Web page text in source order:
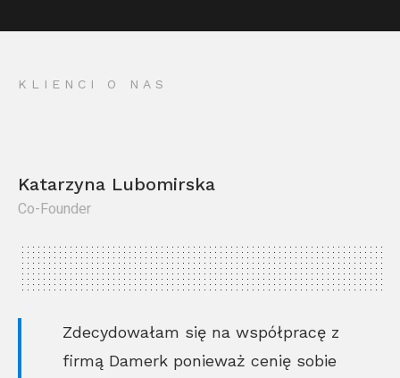
KLIENCI O NAS
Katarzyna Lubomirska
Co-Founder
Zdecydowałam się na współpracę z
firmą Damerk ponieważ cenię sobie